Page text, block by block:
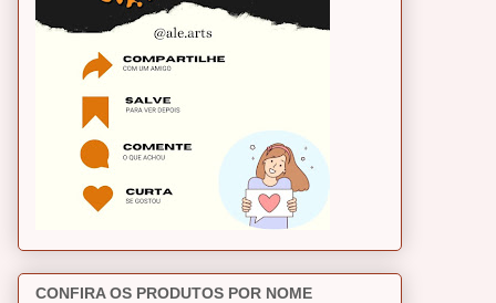
CONFIRA OS PRODUTOS POR NOME